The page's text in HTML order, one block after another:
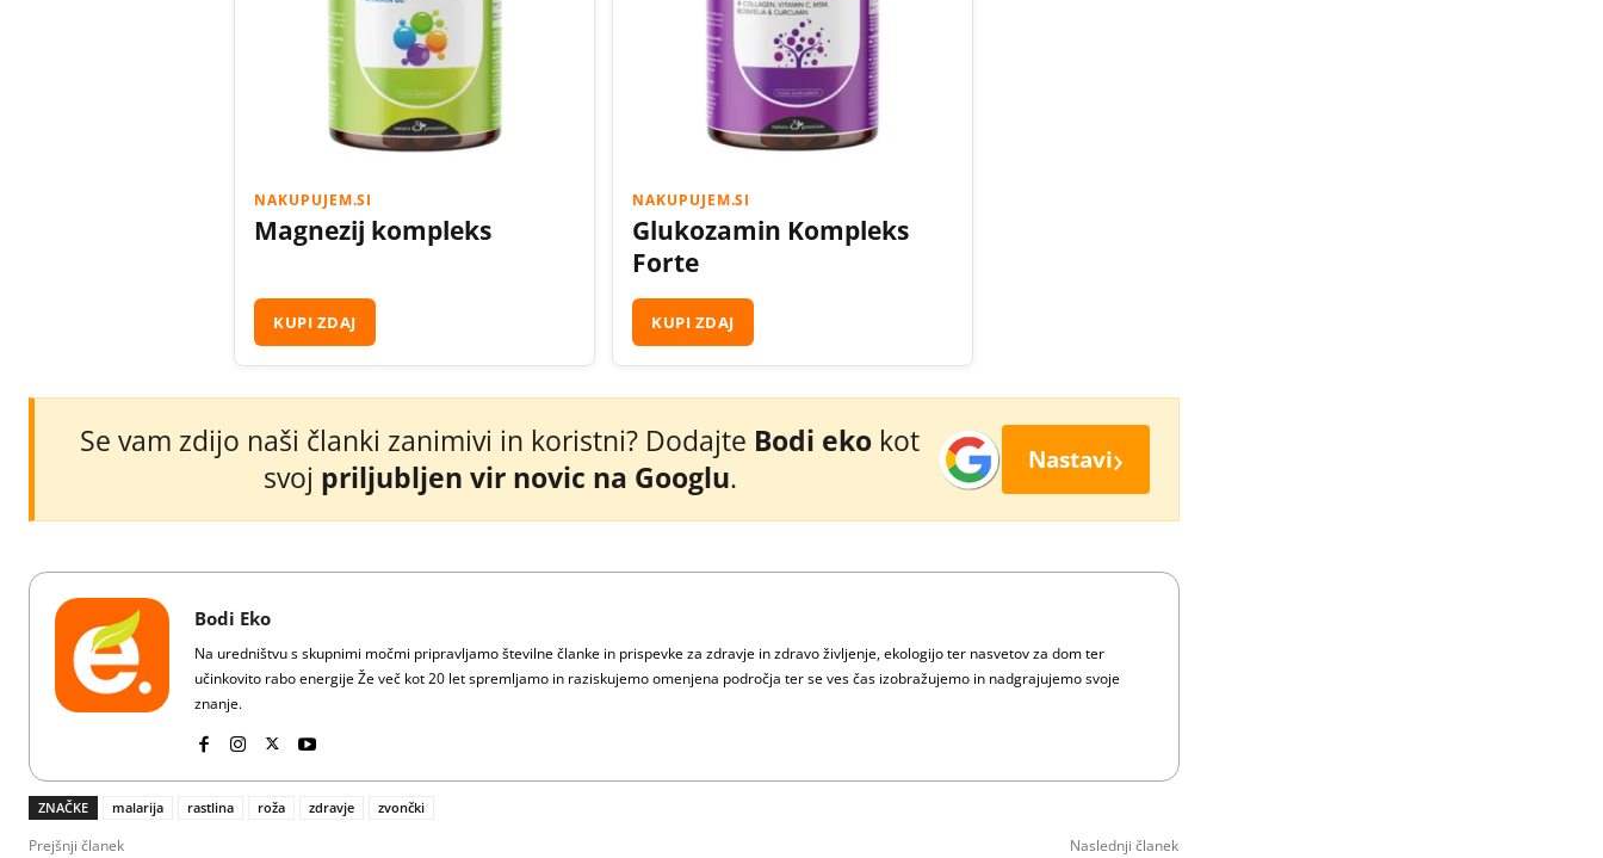
NAKUPUJEM.SI
Magnezij kompleks
KUPI ZDAJ
NAKUPUJEM.SI
Glukozamin Kompleks
Forte
KUPI ZDAJ
Se vam zdijo naši članki zanimivi in koristni? Dodajte Bodi eko kot
svoj priljubljen vir novic na Googlu. Nastavi›
Bodi Eko
Na uredništvu s skupnimi močmi pripravljamo številne članke in prispevke za zdravje in zdravo življenje, ekologijo ter nasvetov za dom ter
učinkovito rabo energije Že več kot 20 let spremljamo in raziskujemo omenjena področja ter se ves čas izobražujemo in nadgrajujemo svoje
znanje.
ZNAČKE malarija rastlina roža zdravje zvončki
Prejšnji članek Naslednji članek